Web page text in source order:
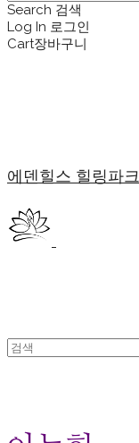
Search 검색
Log In 로그인
Cart장바구니
에덴힐스 힐링파크